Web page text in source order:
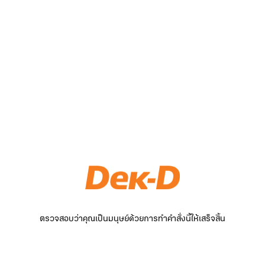
ตรวจสอบว่าคุณเป็นมนุษย์ด้วยการทำคำสั่งนี้ให้เสร็จสิ้น